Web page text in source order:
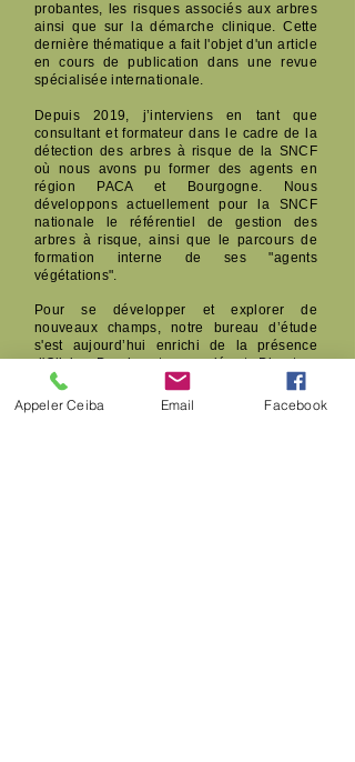
probantes, les risques associés aux arbres
ainsi que sur la démarche clinique. Cette
dernière thématique a fait l'objet d'un article
en cours de publication dans une revue
spécialisée internationale.
Depuis 2019, j’interviens en tant que
consultant et formateur dans le cadre de la
détection des arbres à risque de la SNCF
où nous avons pu former des agents en
région PACA et Bourgogne. Nous
développons actuellement pour la SNCF
nationale le référentiel de gestion des
arbres à risque, ainsi que le parcours de
formation interne de ses "agents
végétations".
Pour se développer et explorer de
nouveaux champs, notre bureau d’étude
s'est aujourd’hui enrichi de la présence
d'Olivier Dambezat, associé et Directeur
Général de la SAS Ceiba.
Appeler Ceiba Email Facebook